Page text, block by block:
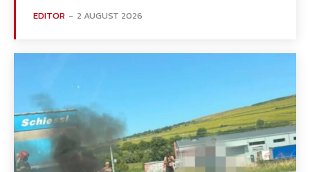
EDITOR - 2 AUGUST 2026